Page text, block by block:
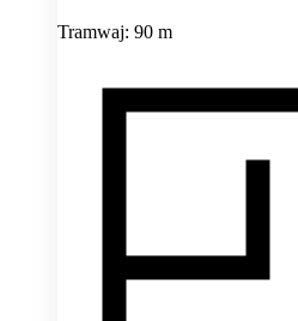
Tramwaj: 90 m